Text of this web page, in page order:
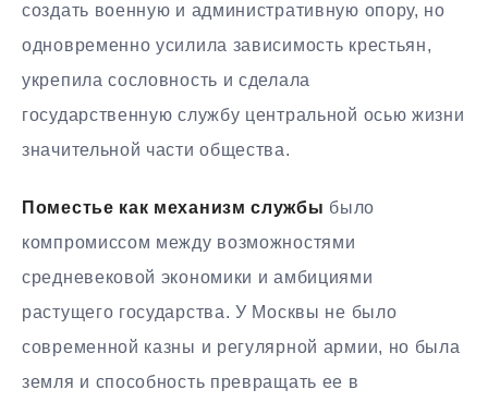
создать военную и административную опору, но
одновременно усилила зависимость крестьян,
укрепила сословность и сделала
государственную службу центральной осью жизни
значительной части общества.
Поместье как механизм службы было
компромиссом между возможностями
средневековой экономики и амбициями
растущего государства. У Москвы не было
современной казны и регулярной армии, но была
земля и способность превращать ее в